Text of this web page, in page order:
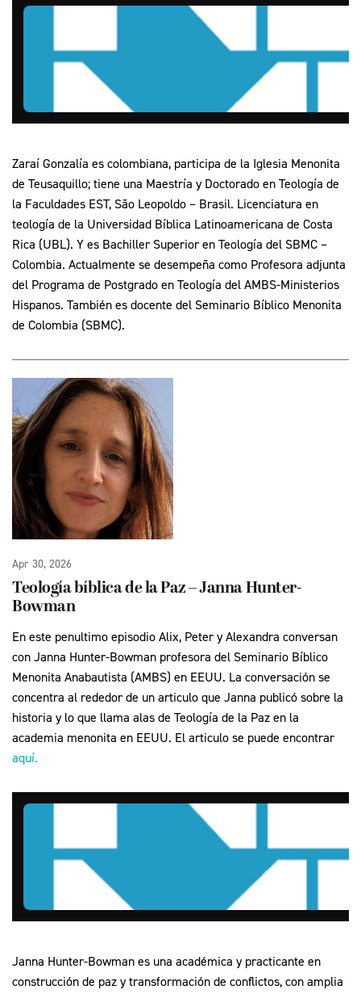
Zaraí Gonzalía es colombiana, participa de la Iglesia Menonita
de Teusaquillo; tiene una Maestría y Doctorado en Teología de
la Faculdades EST, São Leopoldo – Brasil. Licenciatura en
teología de la Universidad Bíblica Latinoamericana de Costa
Rica (UBL). Y es Bachiller Superior en Teología del SBMC –
Colombia. Actualmente se desempeña como Profesora adjunta
del Programa de Postgrado en Teología del AMBS-Ministerios
Hispanos. También es docente del Seminario Bíblico Menonita
de Colombia (SBMC).
Apr 30, 2026
Teología bíblica de la Paz – Janna Hunter-
Bowman
En este penultimo episodio Alix, Peter y Alexandra conversan
con Janna Hunter-Bowman profesora del Seminario Bíblico
Menonita Anabautista (AMBS) en EEUU. La conversación se
concentra al rededor de un articulo que Janna publicó sobre la
historia y lo que llama alas de Teología de la Paz en la
academia menonita en EEUU. El articulo se puede encontrar
aquí.
Janna Hunter-Bowman es una académica y practicante en
construcción de paz y transformación de conflictos, con amplia